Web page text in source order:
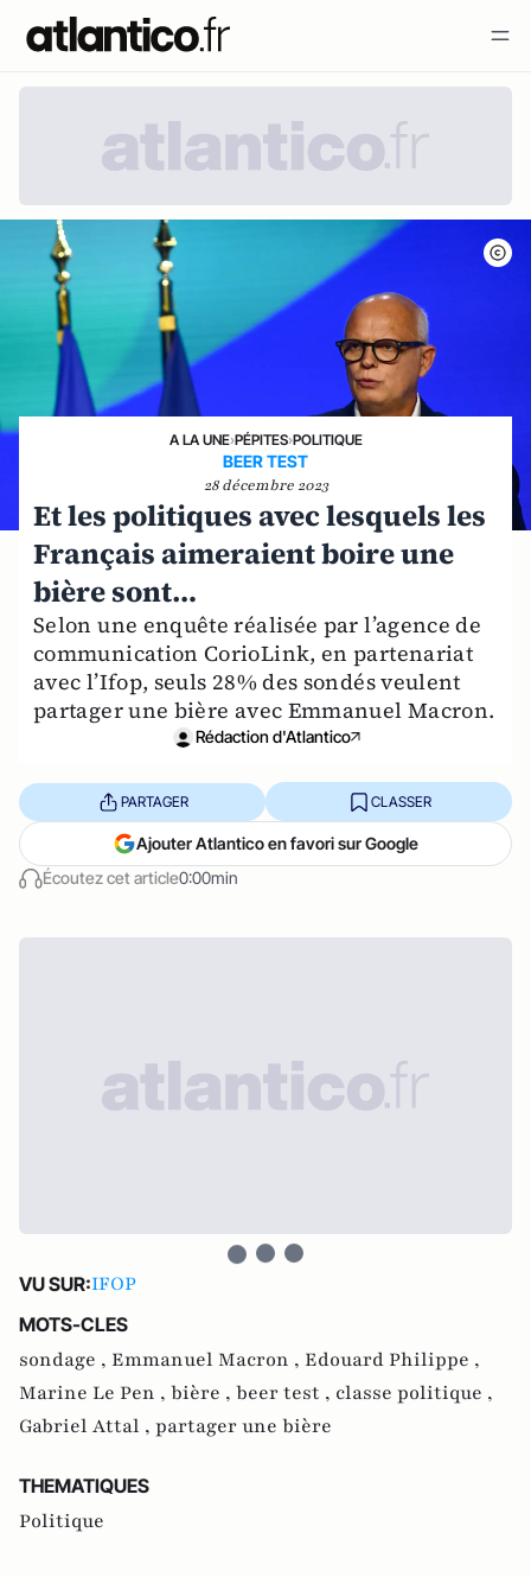
A LA UNE›PÉPITES›POLITIQUE
BEER TEST
28 décembre 2023
Et les politiques avec lesquels les
Français aimeraient boire une
bière sont…
Selon une enquête réalisée par l’agence de
communication CorioLink, en partenariat
avec l’Ifop, seuls 28% des sondés veulent
partager une bière avec Emmanuel Macron.
Rédaction d'Atlantico
Écoutez cet article0:00min
PARTAGER CLASSER
Ajouter Atlantico en favori sur Google
VU SUR:IFOP
MOTS-CLES
sondage , Emmanuel Macron , Edouard Philippe ,
Marine Le Pen , bière , beer test , classe politique ,
Gabriel Attal , partager une bière
THEMATIQUES
Politique